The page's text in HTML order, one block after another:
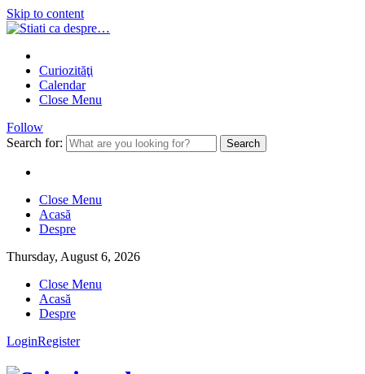
Skip to content
Curiozităţi
Calendar
Close Menu
Follow
Search for:
Close Menu
Acasă
Despre
Thursday, August 6, 2026
Close Menu
Acasă
Despre
LoginRegister